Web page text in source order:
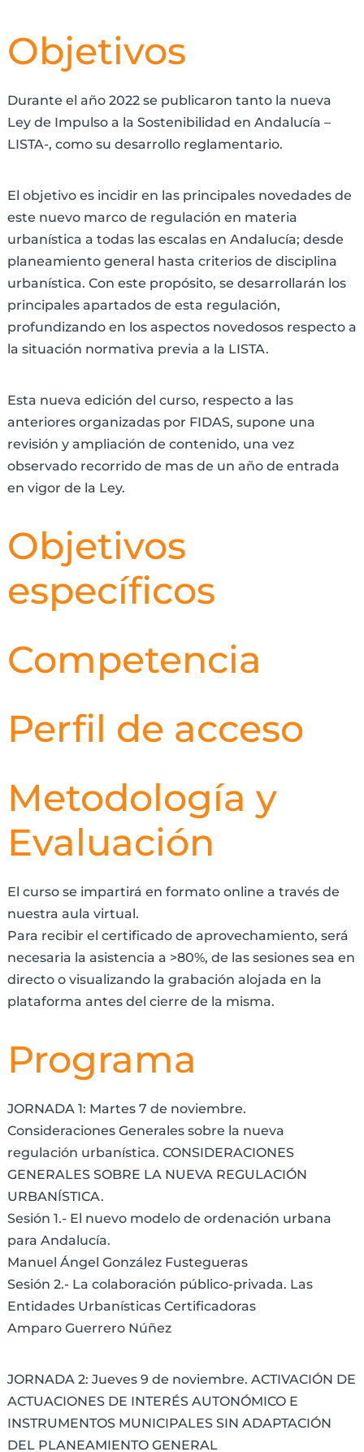
Objetivos
Durante el año 2022 se publicaron tanto la nueva
Ley de Impulso a la Sostenibilidad en Andalucía –
LISTA-, como su desarrollo reglamentario.
El objetivo es incidir en las principales novedades de
este nuevo marco de regulación en materia
urbanística a todas las escalas en Andalucía; desde
planeamiento general hasta criterios de disciplina
urbanística. Con este propósito, se desarrollarán los
principales apartados de esta regulación,
profundizando en los aspectos novedosos respecto a
la situación normativa previa a la LISTA.
Esta nueva edición del curso, respecto a las
anteriores organizadas por FIDAS, supone una
revisión y ampliación de contenido, una vez
observado recorrido de mas de un año de entrada
en vigor de la Ley.
Objetivos
específicos
Competencia
Perfil de acceso
Metodología y
Evaluación
El curso se impartirá en formato online a través de
nuestra aula virtual.
Para recibir el certificado de aprovechamiento, será
necesaria la asistencia a >80%, de las sesiones sea en
directo o visualizando la grabación alojada en la
plataforma antes del cierre de la misma.
Programa
JORNADA 1: Martes 7 de noviembre.
Consideraciones Generales sobre la nueva
regulación urbanística. CONSIDERACIONES
GENERALES SOBRE LA NUEVA REGULACIÓN
URBANÍSTICA.
Sesión 1.- El nuevo modelo de ordenación urbana
para Andalucía.
Manuel Ángel González Fustegueras
Sesión 2.- La colaboración público-privada. Las
Entidades Urbanísticas Certificadoras
Amparo Guerrero Núñez
JORNADA 2: Jueves 9 de noviembre. ACTIVACIÓN DE
ACTUACIONES DE INTERÉS AUTONÓMICO E
INSTRUMENTOS MUNICIPALES SIN ADAPTACIÓN
DEL PLANEAMIENTO GENERAL